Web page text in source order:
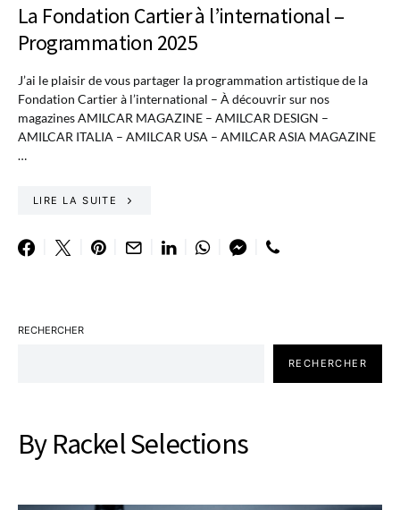
La Fondation Cartier à l’international –
Programmation 2025
J’ai le plaisir de vous partager la programmation artistique de la
Fondation Cartier à l’international – À découvrir sur nos
magazines AMILCAR MAGAZINE – AMILCAR DESIGN –
AMILCAR ITALIA – AMILCAR USA – AMILCAR ASIA MAGAZINE
…
LIRE LA SUITE
RECHERCHER
RECHERCHER
By Rackel Selections